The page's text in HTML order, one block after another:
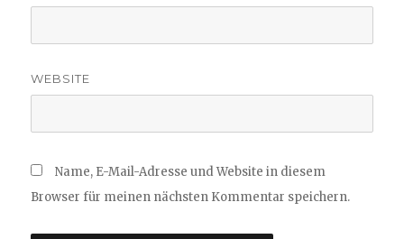
WEBSITE
Name, E-Mail-Adresse und Website in diesem
Browser für meinen nächsten Kommentar speichern.